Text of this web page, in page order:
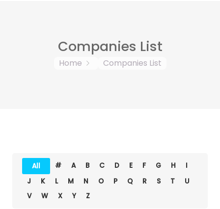
Companies List
Home Companies List
All # A B C D E F G H
I
J
K L M N O P Q R S T
U
V
W X Y Z